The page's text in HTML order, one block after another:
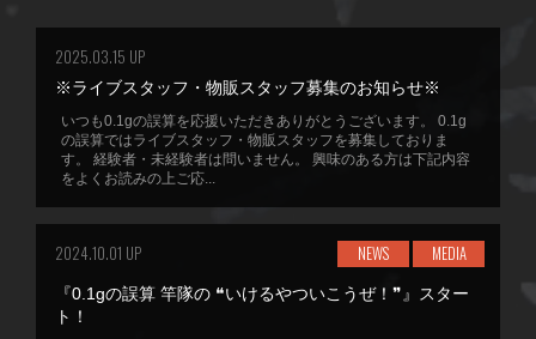
2025.03.15 UP
※ライブスタッフ・物販スタッフ募集のお知らせ※
いつも0.1gの誤算を応援いただきありがとうございます。 0.1g
の誤算ではライブスタッフ・物販スタッフを募集しておりま
す。 経験者・未経験者は問いません。 興味のある方は下記内容
をよくお読みの上ご応...
2024.10.01 UP NEWS MEDIA
『0.1gの誤算 竿隊の ❝いけるやついこうぜ！❞』スター
ト！